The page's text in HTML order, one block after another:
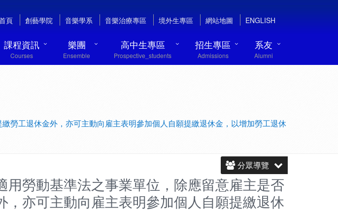
頁 創藝學院 音樂學系 音樂治療專區 境外生專區 網站地圖 ENGLISH
課程資訊
Courses
樂團
Ensemble
高中生專區
Prospective_students
招生專區
Admissions
系友
Alumni
勞工退休金外，亦可主動向雇主表明參加個人自願提繳退休金，以增加勞工退休
分眾導覽
用勞動基準法之事業單位，除應留意雇主是否
，亦可主動向雇主表明參加個人自願提繳退休